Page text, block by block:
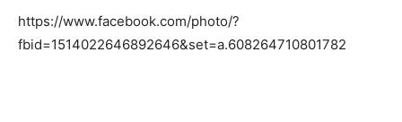
https://www.facebook.com/photo/?
fbid=1514022646892646&set=a.608264710801782